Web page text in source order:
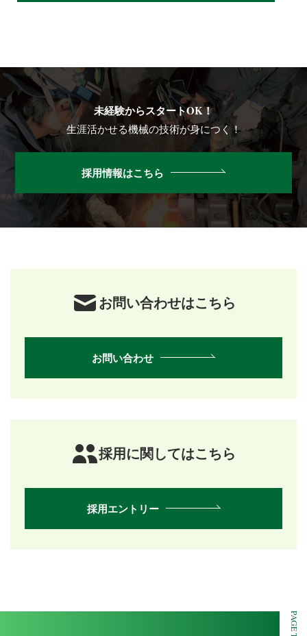
未経験からスタートOK！
生涯活かせる機械の技術が身につく！
採用情報はこちら
お問い合わせはこちら
お問い合わせ
採用に関してはこちら
採用エントリー